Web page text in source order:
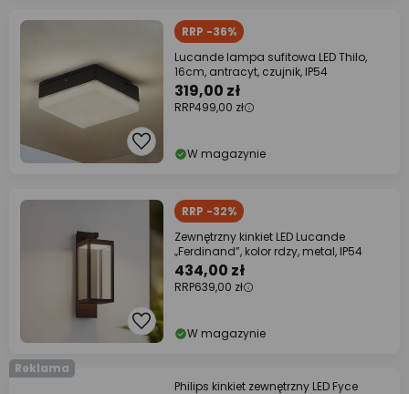
RRP -36%
Lucande lampa sufitowa LED Thilo,
16cm, antracyt, czujnik, IP54
319,00 zł
RRP499,00 zł
W magazynie
RRP -32%
Zewnętrzny kinkiet LED Lucande
„Ferdinand”, kolor rdzy, metal, IP54
434,00 zł
RRP639,00 zł
W magazynie
Reklama
Philips kinkiet zewnętrzny LED Fyce